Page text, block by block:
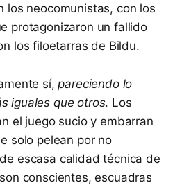
los neocomunistas, con los
protagonizaron un fallido
los filoetarras de Bildu.
sí,pareciendo lo
iguales que otros. Los
el juego sucio y embarran
solo pelean por no
escasa calidad técnica de
conscientes, escuadras